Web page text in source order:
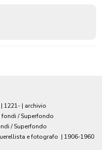
| 1221- | archivio
/ Superfondo
/ Superfondo
e fotografo | 1906-1960